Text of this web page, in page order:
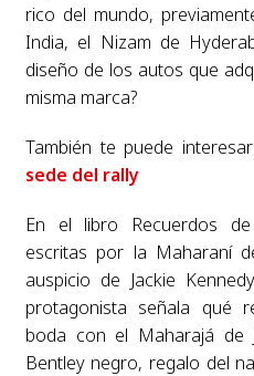
rico del mundo,
India, el Nizam de
diseño de los autos que
misma marca?
También te puede interesar:
sede del rally
En el libro Recuerdos
escritas por la Maharaní
auspicio de Jackie
protagonista señala qué
boda con el Maharajá de
Bentley negro, regalo del